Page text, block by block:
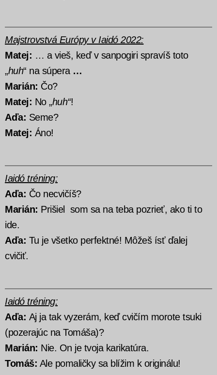
Majstrovstvá Európy v Iaidó 2022:
Matej: … a vieš, keď v sanpogiri spravíš toto
„huh“ na súpera…
Marián: Čo?
Matej: No „huh“!
Aďa: Seme?
Matej: Áno!
Iaidó tréning:
Aďa: Čo necvičíš?
Marián: Prišiel som sa na teba pozrieť, ako ti to
ide.
Aďa: Tu je všetko perfektné! Môžeš ísť ďalej
cvičiť.
Iaidó tréning:
Aďa: Aj ja tak vyzerám, keď cvičím morote tsuki
(pozerajúc na Tomáša)?
Marián: Nie. On je tvoja karikatúra.
Tomáš: Ale pomaličky sa blížim k originálu!